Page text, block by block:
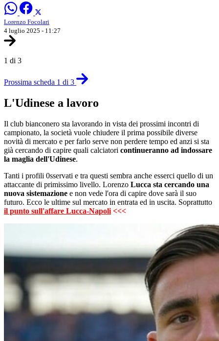
Lorenzo Focolari
4 luglio 2025 - 11:27
1 di 3
Prossima scheda 1 di 3
L'Udinese a lavoro
Il club bianconero sta lavorando in vista dei prossimi incontri di
campionato, la società vuole chiudere il prima possibile diverse
novità di mercato e per farlo serve non perdere tempo ed anzi si sta
già cercando di capire quali calciatori continueranno ad indossare
la maglia dell'Udinese.
Tanti i profili 0sservati e tra questi sembra anche esserci quello di un
attaccante di primissimo livello. Lorenzo Lucca sta cercando una
nuova sistemazione e non vede l'ora di capire dove sarà il suo
futuro. Ecco le ultime sul mercato in entrata ed in uscita. Soprattutto
il punto sull'affare Lucca-Napoli <<<